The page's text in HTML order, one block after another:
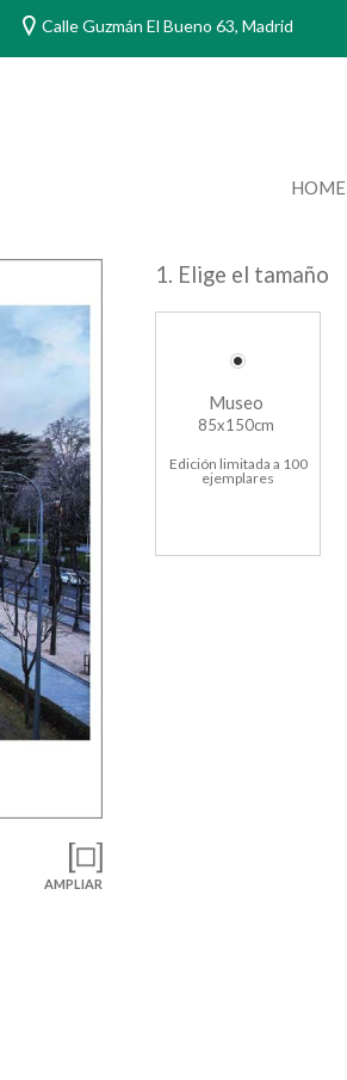
Calle Guzmán El Bueno 63, Madrid
HOME
AMPLIAR
1. Elige el tamaño
Museo
85x150cm
Edición limitada a 100
ejemplares